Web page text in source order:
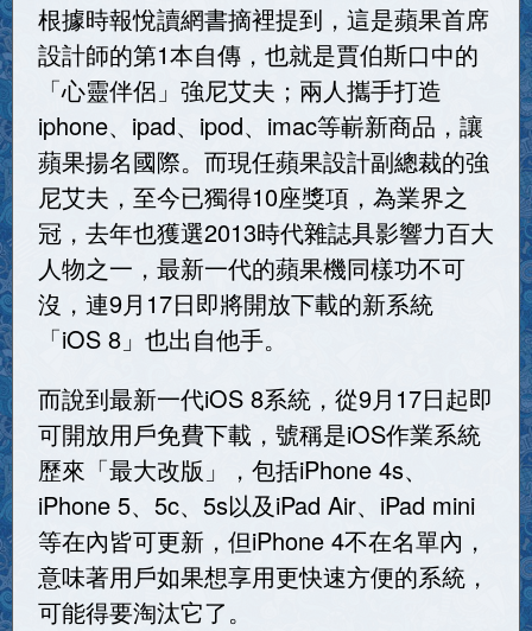
根據時報悅讀網書摘裡提到，這是蘋果首席
設計師的第1本自傳，也就是賈伯斯口中的
「心靈伴侶」強尼艾夫；兩人攜手打造
iphone、ipad、ipod、imac等嶄新商品，讓
蘋果揚名國際。而現任蘋果設計副總裁的強
尼艾夫，至今已獨得10座獎項，為業界之
冠，去年也獲選2013時代雜誌具影響力百大
人物之一，最新一代的蘋果機同樣功不可
沒，連9月17日即將開放下載的新系統
「iOS 8」也出自他手。
而說到最新一代iOS 8系統，從9月17日起即
可開放用戶免費下載，號稱是iOS作業系統
歷來「最大改版」，包括iPhone 4s、
iPhone 5、5c、5s以及iPad Air、iPad mini
等在內皆可更新，但iPhone 4不在名單內，
意味著用戶如果想享用更快速方便的系統，
可能得要淘汰它了。